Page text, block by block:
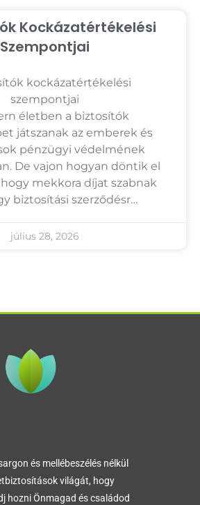
Kockázatértékelési
Szempontjai
kockázatértékelési
szempontjai
életben a biztosítók
játszanak az emberek és
pénzügyi védelmének
De vajon hogyan döntik el
mekkora díjat szabnak
biztosítási szerződésr…
július 28, 2026
és mellébeszélés nélkül
világát, hogy
hozni Önmagad és családod